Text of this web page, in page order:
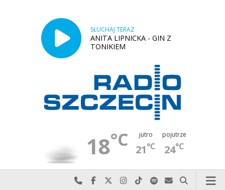
SŁUCHAJ TERAZ
ANITA LIPNICKA - GIN Z
TONIKIEM
18°C jutro
21°C
pojutrze
24°C
Najlepiej po prostu do nas zadzwoń
Odwiedź nas na Facebook-u
Odwiedź nas na X
Odwiedź nas na Instagram-ie
Odwiedź nas na TikTok-u
Szukaj nas na Spotify
Wyślij do nas
Szukaj